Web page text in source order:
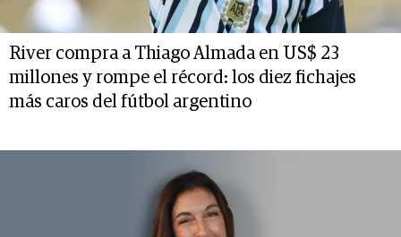
River compra a Thiago Almada en US$ 23
millones y rompe el récord: los diez fichajes
más caros del fútbol argentino